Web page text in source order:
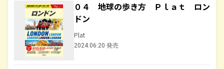
０４ 地球の歩き方 Ｐｌａｔ ロン
ドン
Plat
2024.06.20 発売